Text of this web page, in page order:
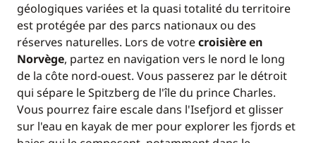
géologiques variées et la quasi totalité du territoire
est protégée par des parcs nationaux ou des
réserves naturelles. Lors de votrecroisière en
Norvège, partez en navigation vers le nord le long
de la côte nord-ouest. Vous passerez par le détroit
qui sépare le Spitzberg de l'île du prince Charles.
Vous pourrez faire escale dans l'Isefjord et glisser
sur l'eau en kayak de mer pour explorer les fjords et